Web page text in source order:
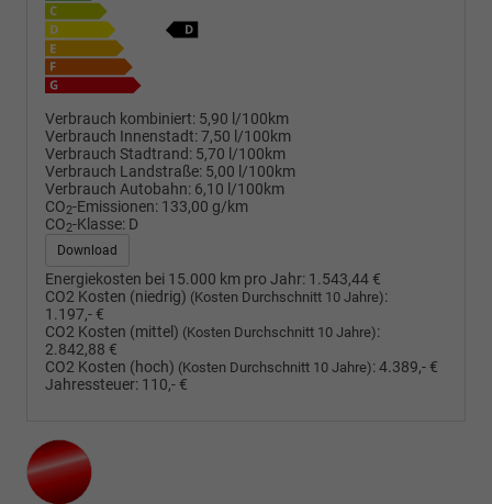
Verbrauch kombiniert: 5,90 l/100km
Verbrauch Innenstadt:7,50 l/100km
Verbrauch Stadtrand: 5,70 l/100km
Verbrauch Landstraße: 5,00 l/100km
Verbrauch Autobahn: 6,10 l/100km
CO2-Emissionen: 133,00 g/km
CO2-Klasse: D
Download
Energiekosten bei 15.000 km pro Jahr: 1.543,44 €
CO2 Kosten (niedrig) (Kosten Durchschnitt 10 Jahre):
1.197,- €
CO2 Kosten (mittel) (Kosten Durchschnitt 10 Jahre):
2.842,88 €
CO2 Kosten (hoch) (Kosten Durchschnitt 10 Jahre):4.389,- €
Jahressteuer: 110,- €